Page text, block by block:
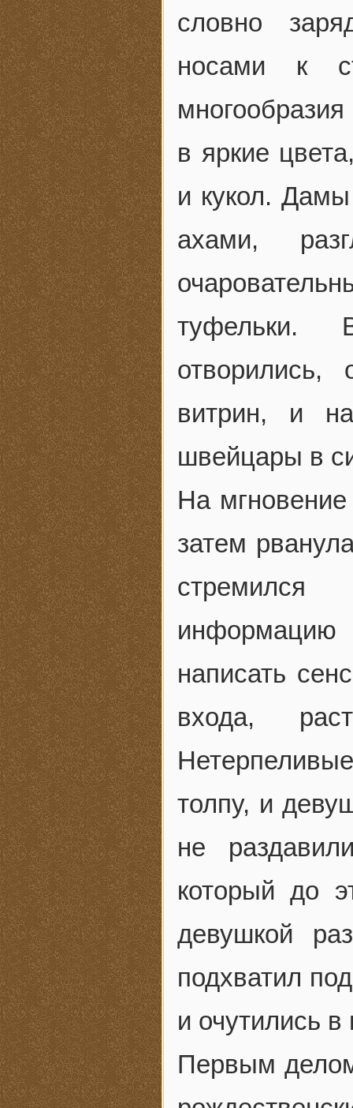
словно
носами к
в яркие
и кукол.
ахами,
туфельки.
отворились,
витрин, и
швейцары в
На
затем
написать
входа,
толпу, и
не
который до
девушкой
подхватил
и очутились
Первым